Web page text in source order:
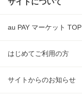
サイトについて
au PAY マーケット TOP
はじめてご利用の方
サイトからのお知らせ